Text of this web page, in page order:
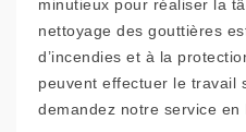
minutieux pour réaliser la
nettoyage des gouttières
d’incendies et à la
peuvent effectuer le travail
demandez notre service en